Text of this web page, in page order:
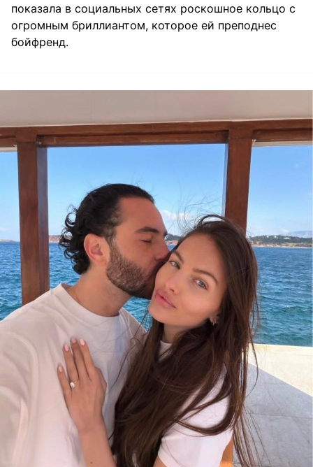
показала в социальных сетях роскошное кольцо с
огромным бриллиантом, которое ей преподнес
бойфренд.